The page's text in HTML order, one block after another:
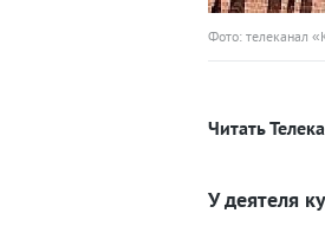
Фото: телеканал
Читать
У деятеля